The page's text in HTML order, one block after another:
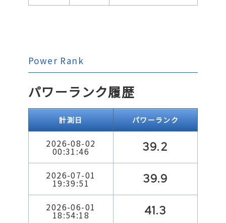
Power Rank
パワーランク履歴
計測日 パワーランク
2026-08-02
00:31:46 39.2
2026-07-01
19:39:51 39.9
2026-06-01
18:54:18 41.3